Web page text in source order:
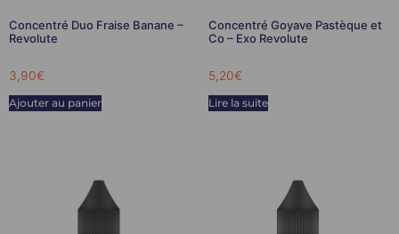
Concentré Duo Fraise Banane –
Revolute
3,90€
Ajouter au panier
Concentré Goyave Pastèque et
Co – Exo Revolute
5,20€
Lire la suite